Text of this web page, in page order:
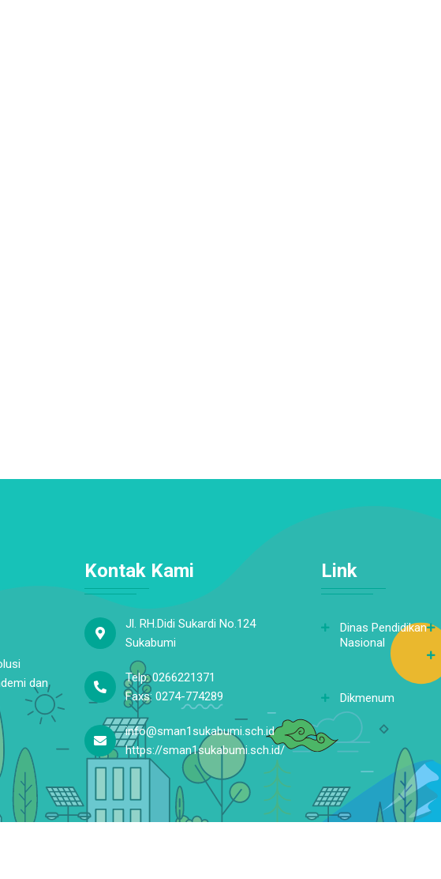
dan
Kontak Kami
Jl. RH.Didi Sukardi No.124
Sukabumi
Telp: 0266221371
Faxs: 0274-774289
info@sman1sukabumi.sch.id
https://sman1sukabumi.sch.id/
Link
Dinas Pendidikan
Nasional
Dikmenum